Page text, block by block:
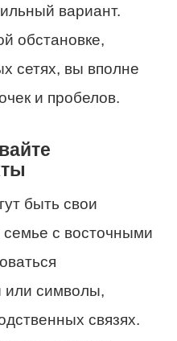
вариант.
обстановке,
сетях, вы вполне
и пробелов.
быть свои
с восточными
или символы,
связях.